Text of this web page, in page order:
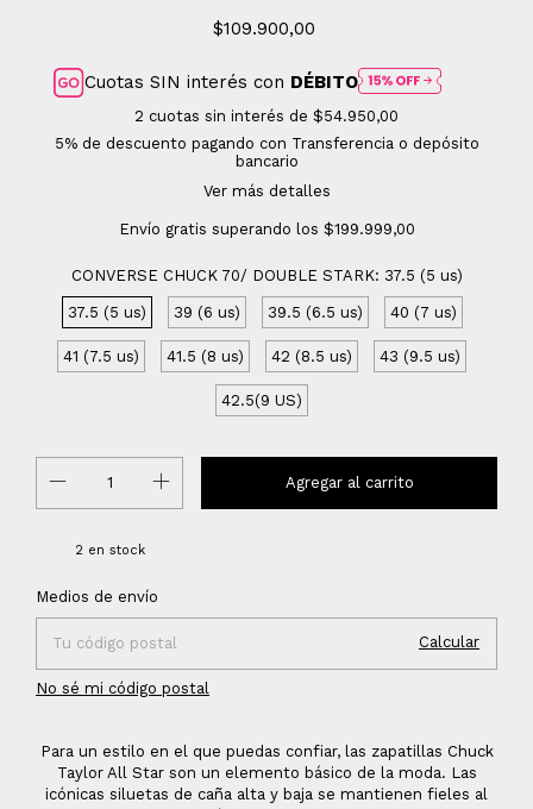
$109.900,00
Cuotas SIN interés con DÉBITO
2 cuotas sin interés de $54.950,00
5% de descuento pagando con Transferencia o depósito
bancario
Ver más detalles
Envío gratis superando los $199.999,00
CONVERSE CHUCK 70/ DOUBLE STARK: 37.5 (5 us)
37.5 (5 us) 39 (6 us) 39.5 (6.5 us) 40 (7 us)
41 (7.5 us) 41.5 (8 us) 42 (8.5 us) 43 (9.5 us)
42.5(9 US)
2 en stock
Entregas para el CP:
Medios de envío
Calcular
No sé mi código postal
Para un estilo en el que puedas confiar, las zapatillas Chuck
Taylor All Star son un elemento básico de la moda. Las
icónicas siluetas de caña alta y baja se mantienen fieles al